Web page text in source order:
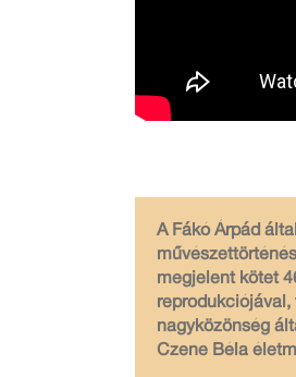
A Fákó Árpád
megjelent kötet
reprodukciójával,
nagyközönség
Czene Béla